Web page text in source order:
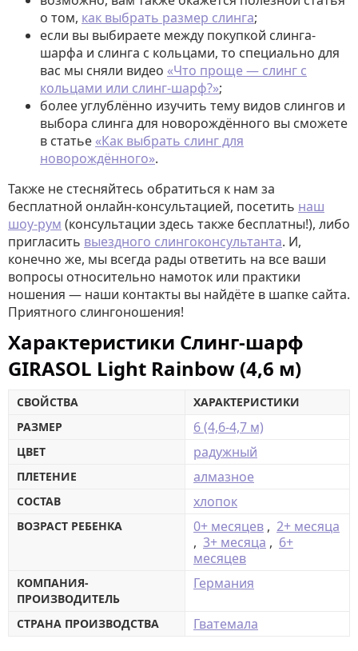
о том, как выбрать размер слинга;
если вы выбираете между покупкой слинга-
шарфа и слинга с кольцами, то специально для
вас мы сняли видео «Что проще — слинг с
кольцами или слинг-шарф?»;
более углублённо изучить тему видов слингов и
выбора слинга для новорождённого вы сможете
в статье «Как выбрать слинг для
новорождённого».
Также не стесняйтесь обратиться к нам за
бесплатной онлайн-консультацией, посетить наш
шоу-рум (консультации здесь также бесплатны!), либо
пригласить выездного слингоконсультанта. И,
конечно же, мы всегда рады ответить на все ваши
вопросы относительно намоток или практики
ношения — наши контакты вы найдёте в шапке сайта.
Приятного слингоношения!
Характеристики Слинг-шарф
GIRASOL Light Rainbow (4,6 м)
СВОЙСТВА
ХАРАКТЕРИСТИКИ
РАЗМЕР
6 (4,6-4,7 м)
ЦВЕТ радужный
ПЛЕТЕНИЕ алмазное
СОСТАВ хлопок
ВОЗРАСТ РЕБЕНКА 0+ месяцев , 2+ месяца
, 3+ месяца , 6+
месяцев
КОМПАНИЯ-
ПРОИЗВОДИТЕЛЬ
Германия
СТРАНА ПРОИЗВОДСТВА Гватемала